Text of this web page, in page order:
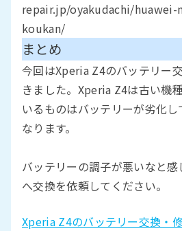
repair.jp/oyakudachi/huawei-
koukan/
まとめ
今回はXperia Z4のバッテリー
きました。Xperia Z4は古い機
いるものはバッテリーが劣化
なります。
バッテリーの調子が悪いなと
へ交換を依頼してください。
Xperia Z4のバッテリー交換・